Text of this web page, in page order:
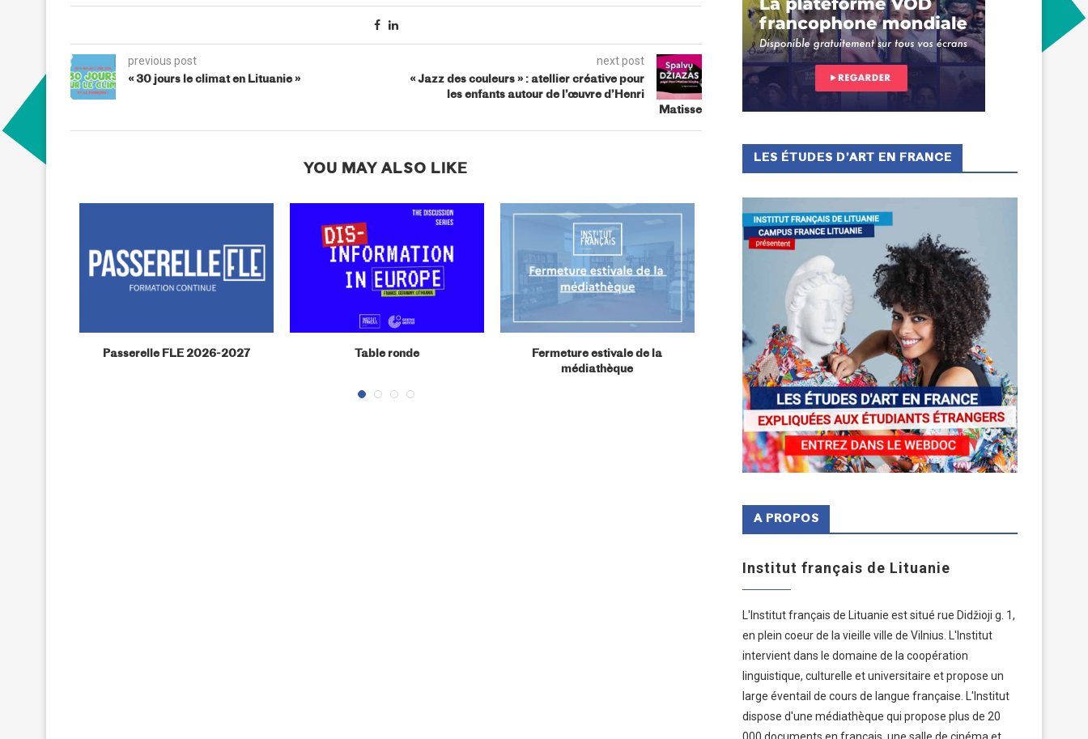
previous post
« 30 jours le climat en Lituanie »
next post
« Jazz des couleurs » : atellier créative pour
les enfants autour de l’œuvre d’Henri
Matisse
YOU MAY ALSO LIKE
Passerelle FLE 2026-2027 Table ronde
Fermeture estivale de la
médiathèque
Festival « ConTempo »
Bourses pour des stages
scientifiques de haut
LES ÉTUDES D’ART EN FRANCE
A PROPOS
Institut français de Lituanie
L'Institut français de Lituanie est situé rue Didžioji g. 1,
en plein coeur de la vieille ville de Vilnius. L'Institut
intervient dans le domaine de la coopération
linguistique, culturelle et universitaire et propose un
large éventail de cours de langue française. L'Institut
dispose d'une médiathèque qui propose plus de 20